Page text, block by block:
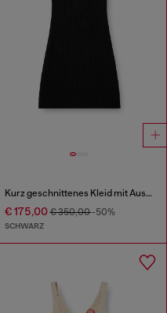
Kurz geschnittenes Kleid mit Ausschnitt aus gerippter Wollstrickware
€ 175,00€ 350,00-50%
SCHWARZ